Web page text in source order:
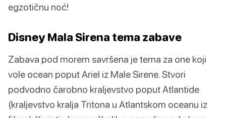
egzotičnu noć!
Disney Mala Sirena tema zabave
Zabava pod morem savršena je tema za one koji
vole ocean poput Ariel iz Male Sirene. Stvori
podvodno čarobno kraljevstvo poput Atlantide
(kraljevstvo kralja Tritona u Atlantskom oceanu iz